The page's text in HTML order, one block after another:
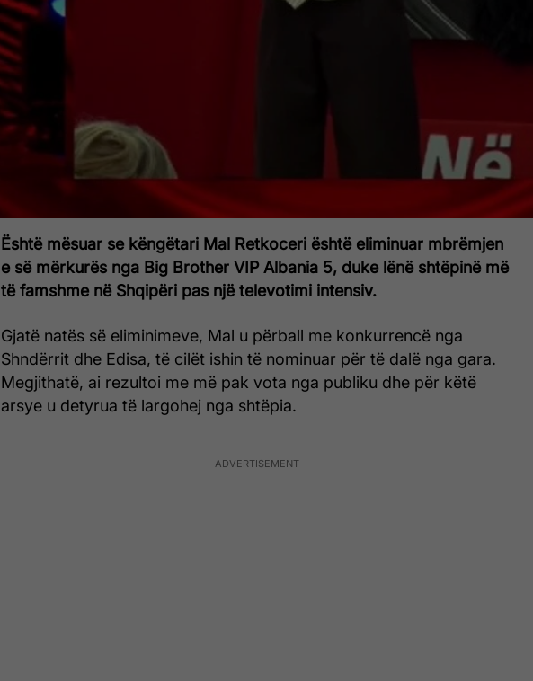
Është mësuar se këngëtari Mal Retkoceri është eliminuar mbrëmjen
e së mërkurës nga Big Brother VIP Albania 5, duke lënë shtëpinë më
të famshme në Shqipëri pas një televotimi intensiv.
Gjatë natës së eliminimeve, Mal u përball me konkurrencë nga
Shndërrit dhe Edisa, të cilët ishin të nominuar për të dalë nga gara.
Megjithatë, ai rezultoi me më pak vota nga publiku dhe për këtë
arsye u detyrua të largohej nga shtëpia.